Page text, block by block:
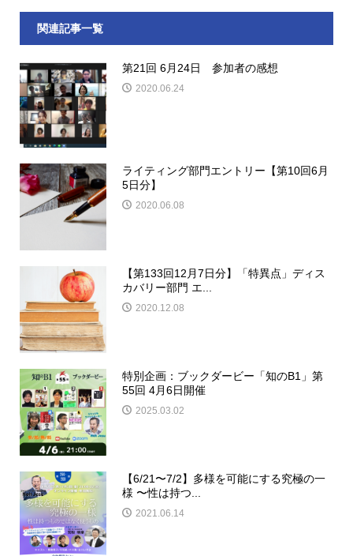
関連記事一覧
第21回 6月24日 参加者の感想
2020.06.24
ライティング部門エントリー【第10回6月
5日分】
2020.06.08
【第133回12月7日分】「特異点」ディス
カバリー部門 エ...
2020.12.08
特別企画：ブックダービー「知のB1」第
55回 4月6日開催
2025.03.02
【6/21〜7/2】多様を可能にする究極の一
様 〜性は持つ...
2021.06.14